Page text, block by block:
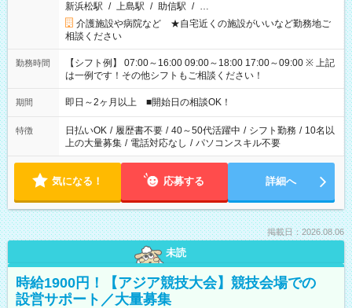
新浜松駅 / 上島駅 / 助信駅 / …
介護施設や病院など ★自宅近くの施設がいいなど勤務地ご
相談ください
勤務時間
【シフト例】 07:00～16:00 09:00～18:00 17:00～09:00 ※ 上記
は一例です！その他シフトもご相談ください！
期間 即日～2ヶ月以上 ■開始日の相談OK！
特徴 日払いOK / 履歴書不要 / 40～50代活躍中 / シフト勤務 / 10名以
上の大量募集 / 電話対応なし / パソコンスキル不要
気になる！ 応募する 詳細へ
掲載日：2026.08.06
未読
時給1900円！【アジア競技大会】競技会場での
設営サポート／大量募集